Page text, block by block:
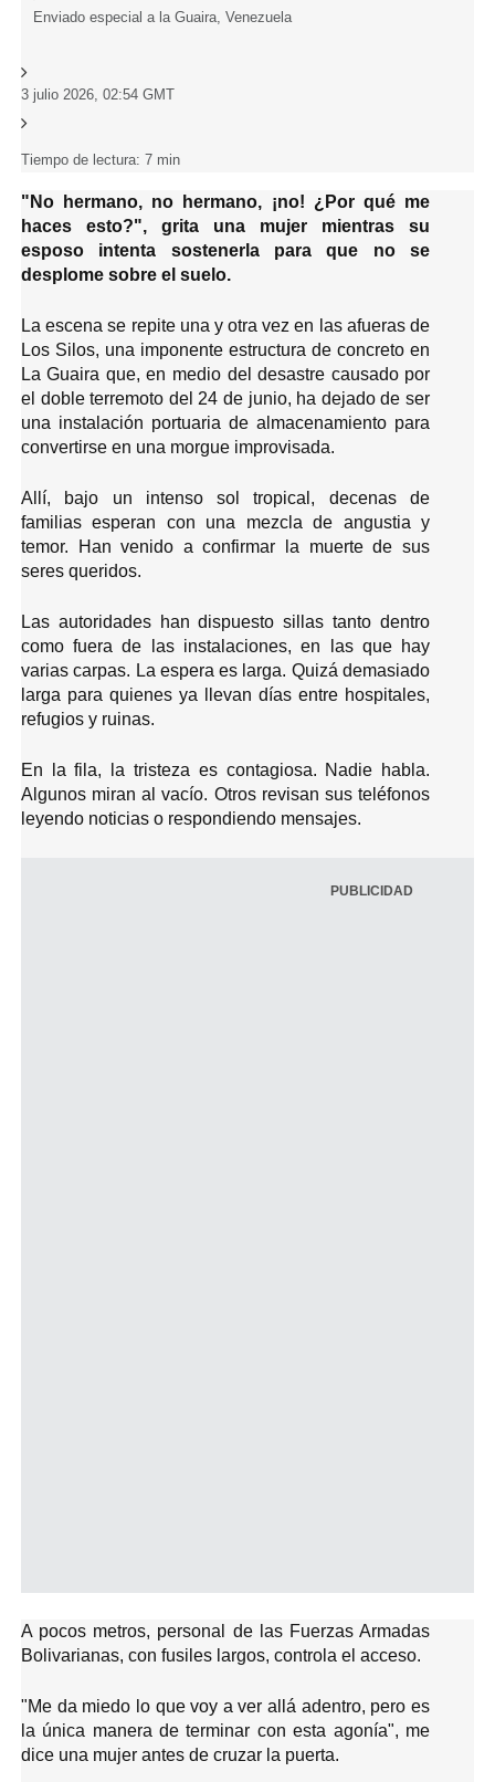
Enviado especial a la Guaira, Venezuela
Fecha de publicación
3 julio 2026, 02:54 GMT
Tiempo de lectura: 7 min
"No hermano, no hermano, ¡no! ¿Por qué me
haces esto?", grita una mujer mientras su
esposo intenta sostenerla para que no se
desplome sobre el suelo.
La escena se repite una y otra vez en las afueras de
Los Silos, una imponente estructura de concreto en
La Guaira que, en medio del desastre causado por
el doble terremoto del 24 de junio, ha dejado de ser
una instalación portuaria de almacenamiento para
convertirse en una morgue improvisada.
Allí, bajo un intenso sol tropical, decenas de
familias esperan con una mezcla de angustia y
temor. Han venido a confirmar la muerte de sus
seres queridos.
Las autoridades han dispuesto sillas tanto dentro
como fuera de las instalaciones, en las que hay
varias carpas. La espera es larga. Quizá demasiado
larga para quienes ya llevan días entre hospitales,
refugios y ruinas.
En la fila, la tristeza es contagiosa. Nadie habla.
Algunos miran al vacío. Otros revisan sus teléfonos
leyendo noticias o respondiendo mensajes.
PUBLICIDAD
A pocos metros, personal de las Fuerzas Armadas
Bolivarianas, con fusiles largos, controla el acceso.
"Me da miedo lo que voy a ver allá adentro, pero es
la única manera de terminar con esta agonía", me
dice una mujer antes de cruzar la puerta.